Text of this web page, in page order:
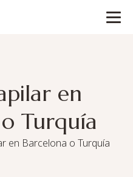
en
Turquía
en Barcelona o Turquía